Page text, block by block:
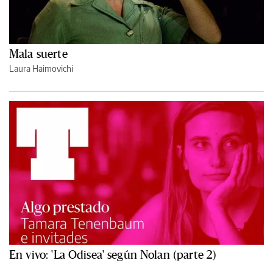
Mala suerte
Laura Haimovichi
En vivo: 'La Odisea' según Nolan (parte 2)